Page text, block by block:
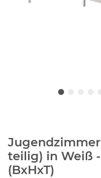
teilig) in Weiß -
(BxHxT)